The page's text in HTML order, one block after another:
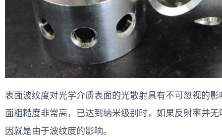
表面波纹度对光学介质表面的光散射具有不可忽视的
面粗糙度非常高，已达到纳米级别时，如果反射率并
因就是由于波纹度的影响。